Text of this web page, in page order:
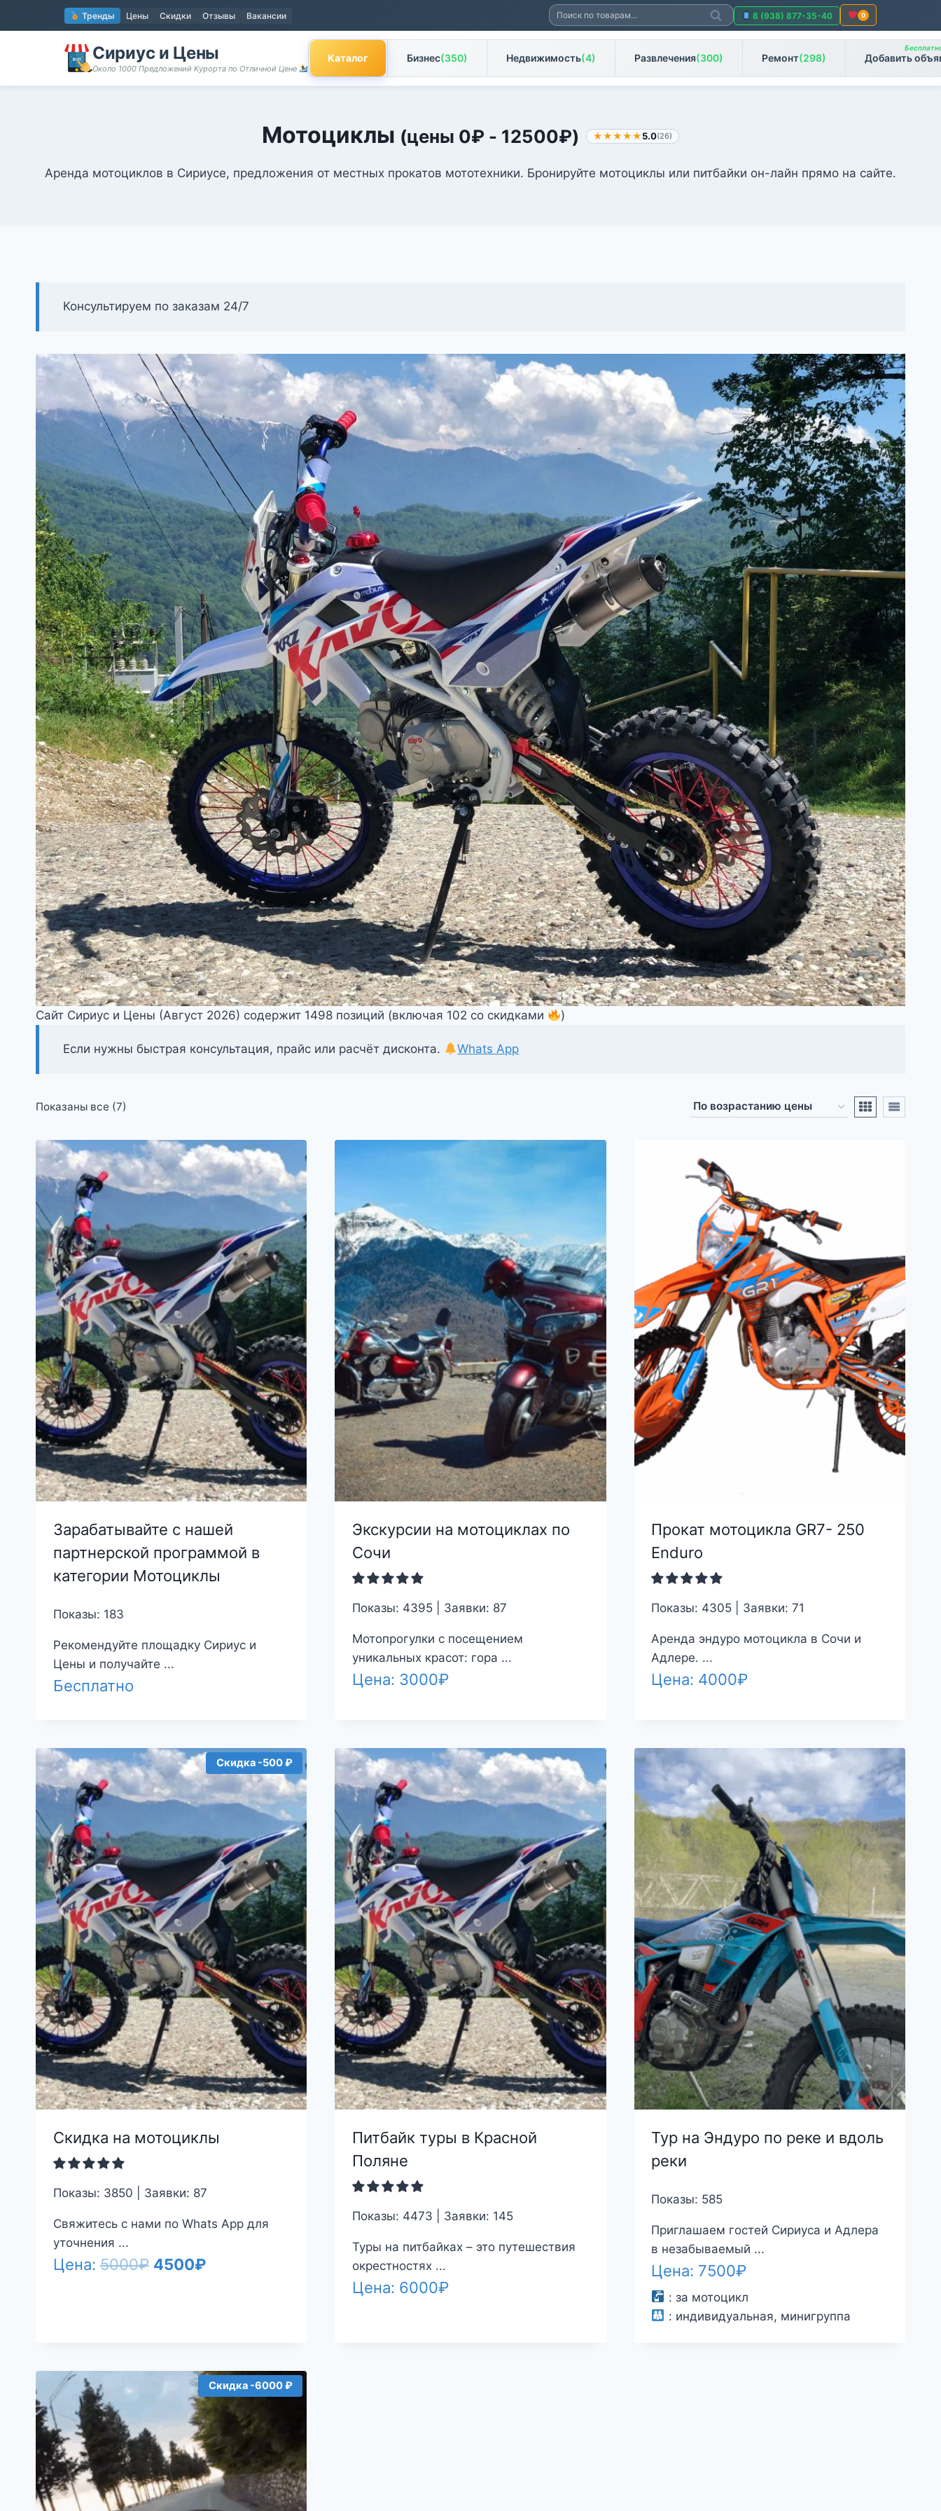
к
содержимому
Тренды Цены Скидки Отзывы Вакансии Искать:
Поиск
8 (938) 877-35-40 0
Сириус и Цены
Около 1000 Предложений Курорта по Отличной Цене
Каталог Бизнес(350) Недвижимость(4) Развлечения(300) Ремонт(298) Добавить
Мотоциклы (цены 0₽ - 12500₽) ★★★★★5.0(26)
Аренда мотоциклов в Сириусе, предложения от местных прокатов мототехники. Бронируйте мотоциклы или питбайки он-лайн прямо на сайте.
Консультируем по заказам 24/7
Сайт Сириус и Цены (Август 2026) содержит 1498 позиций (включая 102 со скидками )
Если нужны быстрая консультация, прайс или расчёт дисконта. Whats App
Показаны все (7)
возрастанию
Зарабатывайте с нашей
партнерской программой в
категории Мотоциклы
Показы: 183
Рекомендуйте площадку Сириус и
Цены и получайте ...
Бесплатно
Экскурсии на мотоциклах по
Сочи
Показы: 4395 | Заявки: 87
Мотопрогулки с посещением
уникальных красот: гора ...
Цена: 3000₽
Прокат мотоцикла GR7- 250
Enduro
Показы: 4305 | Заявки: 71
Аренда эндуро мотоцикла в Сочи и
Адлере. ...
Цена: 4000₽
Скидка -500 ₽
Скидка на мотоциклы
Показы: 3850 | Заявки: 87
Свяжитесь с нами по Whats App для
уточнения ...
Цена:5000₽ Первоначальная
4500₽Текущая
Питбайк туры в Красной
Поляне
Показы: 4473 | Заявки: 145
Туры на питбайках – это путешествия
окрестностях ...
Цена: 6000₽
Тур на Эндуро по реке и вдоль
реки
Показы: 585
Приглашаем гостей Сириуса и Адлера
в незабываемый ...
Цена: 7500₽
: за мотоцикл
: индивидуальная, минигруппа
Скидка -6000 ₽